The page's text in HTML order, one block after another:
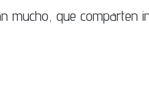
que comparten